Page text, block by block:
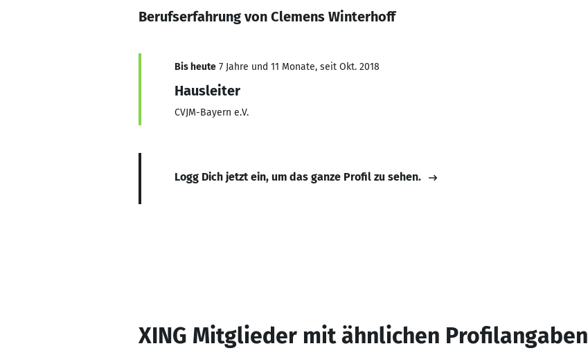
Berufserfahrung von Clemens Winterhoff
Bis heute 7 Jahre und 11 Monate, seit Okt. 2018
Hausleiter
CVJM-Bayern e.V.
Logg Dich jetzt ein, um das ganze Profil zu sehen.
XING Mitglieder mit ähnlichen Profilangaben